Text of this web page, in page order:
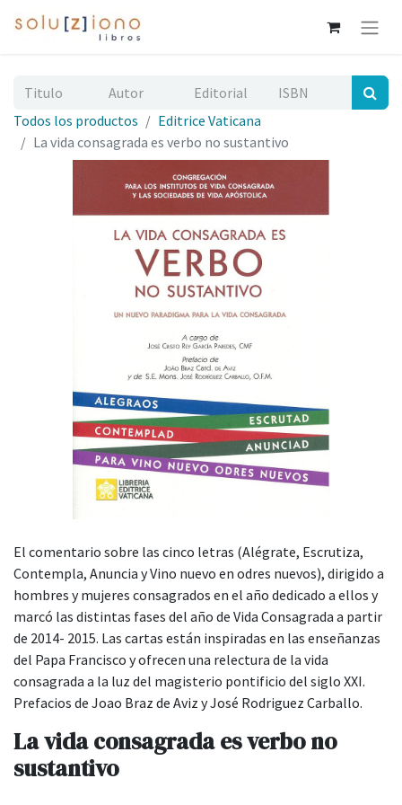
Todos los productos
Editrice Vaticana
La vida consagrada es verbo no sustantivo
El comentario sobre las cinco letras (Alégrate, Escrutiza,
Contempla, Anuncia y Vino nuevo en odres nuevos), dirigido a
hombres y mujeres consagrados en el año dedicado a ellos y
marcó las distintas fases del año de Vida Consagrada a partir
de 2014- 2015. Las cartas están inspiradas en las enseñanzas
del Papa Francisco y ofrecen una relectura de la vida
consagrada a la luz del magisterio pontificio del siglo XXI.
Prefacios de Joao Braz de Aviz y José Rodriguez Carballo.
La vida consagrada es verbo no
sustantivo